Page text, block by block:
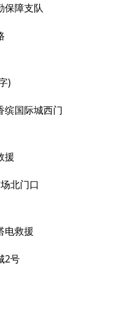
保障支队
)
缤国际城西门
援
北门口
电救援
2号